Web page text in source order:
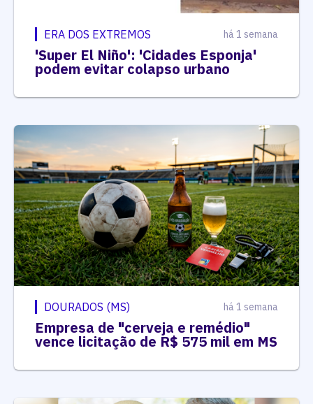
ERA DOS EXTREMOS há 1 semana
'Super El Niño': 'Cidades Esponja'
podem evitar colapso urbano
DOURADOS (MS) há 1 semana
Empresa de "cerveja e remédio"
vence licitação de R$ 575 mil em MS